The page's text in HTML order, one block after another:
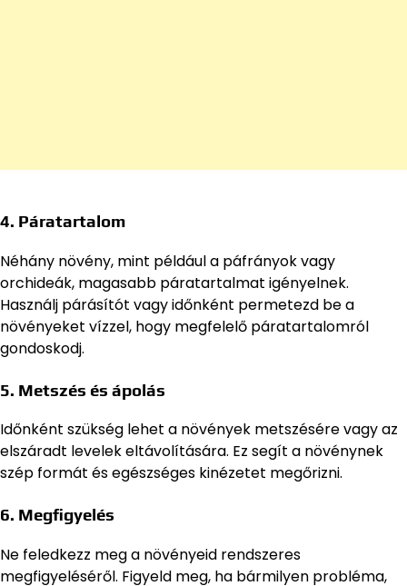
4. Páratartalom
Néhány növény, mint például a páfrányok vagy
orchideák, magasabb páratartalmat igényelnek.
Használj párásítót vagy időnként permetezd be a
növényeket vízzel, hogy megfelelő páratartalomról
gondoskodj.
5. Metszés és ápolás
Időnként szükség lehet a növények metszésére vagy az
elszáradt levelek eltávolítására. Ez segít a növénynek
szép formát és egészséges kinézetet megőrizni.
6. Megfigyelés
Ne feledkezz meg a növényeid rendszeres
megfigyeléséről. Figyeld meg, ha bármilyen probléma,